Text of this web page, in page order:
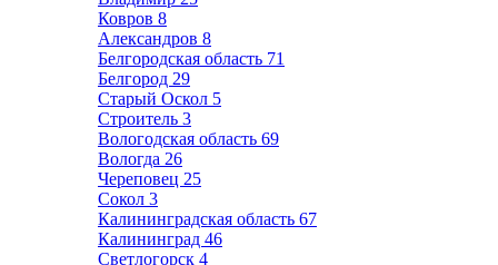
Ковров 8
Александров 8
Белгородская область 71
Белгород 29
Старый Оскол 5
Строитель 3
Вологодская область 69
Вологда 26
Череповец 25
Сокол 3
Калининградская область 67
Калининград 46
Светлогорск 4